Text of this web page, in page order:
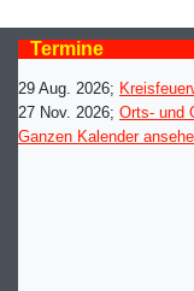
Termine
29 Aug. 2026;
27 Nov. 2026; Orts- und
Ganzen Kalender